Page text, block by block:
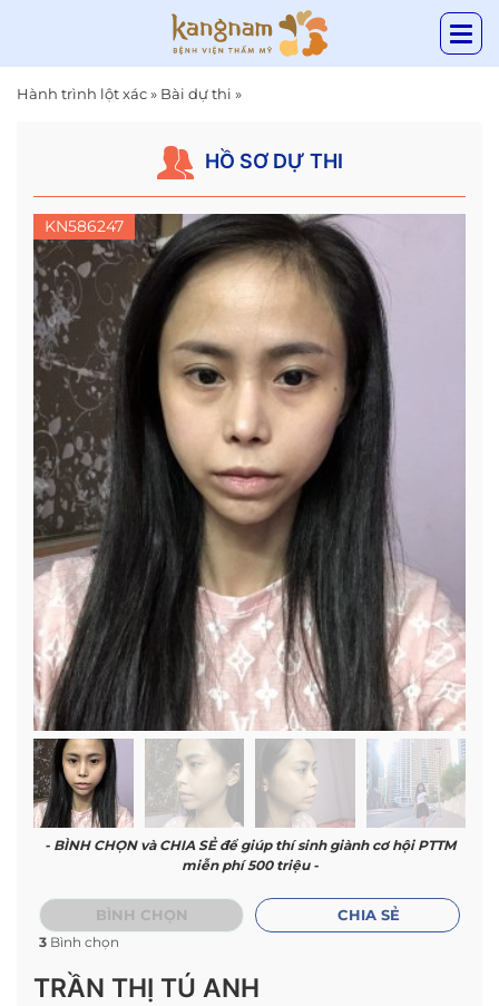
Hành trình lột xác» Bài dự thi »
HỒ SƠ DỰ THI
KN586247
- BÌNH CHỌN và CHIA SẺ để giúp thí sinh giành cơ hội PTTM
miễn phí 500 triệu -
BÌNH CHỌN
3 Bình chọn
CHIA SẺ
TRẦN THỊ TÚ ANH